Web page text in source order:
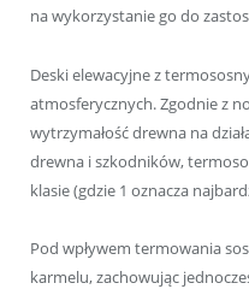
na wykorzystanie go do
Deski elewacyjne z
atmosferycznych. Zgodnie z
wytrzymałość drewna na
drewna i szkodników,
klasie (gdzie 1 oznacza
Pod wpływem termowania
karmelu, zachowując